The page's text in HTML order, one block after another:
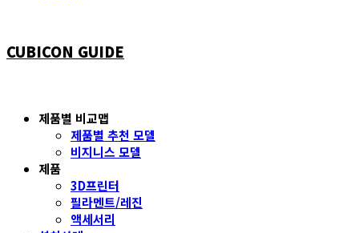
CUBICON GUIDE
제품별 비교맵
제품별 추천 모델
비지니스 모델
제품
3D프린터
필라멘트/레진
액세서리